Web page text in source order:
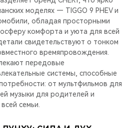
моделях — TIGGO 9 PHEV и
обладая просторными
комфорта и уюта для всей
свидетельствуют о тонком
времяпровождения.
передовые
системы, способные
от мультфильмов для
музыки для родителей и
семьи.